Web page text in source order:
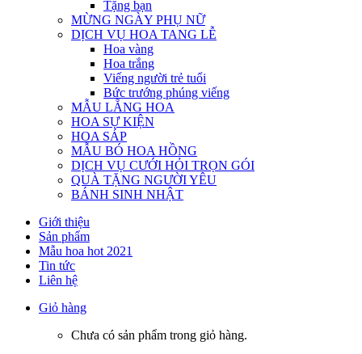
Tặng bạn
MỪNG NGÀY PHỤ NỮ
DỊCH VỤ HOA TANG LỄ
Hoa vàng
Hoa trắng
Viếng người trẻ tuổi
Bức trướng phúng viếng
MẪU LẴNG HOA
HOA SỰ KIỆN
HOA SÁP
MẪU BÓ HOA HỒNG
DỊCH VỤ CƯỚI HỎI TRỌN GÓI
QUÀ TẶNG NGƯỜI YÊU
BÁNH SINH NHẬT
Giới thiệu
Sản phẩm
Mẫu hoa hot 2021
Tin tức
Liên hệ
Giỏ hàng
Chưa có sản phẩm trong giỏ hàng.